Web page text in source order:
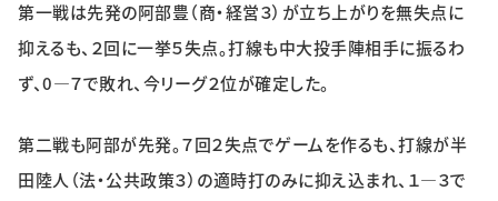
イベント
学生記者募集 お問い合わせ
第一戦は先発の阿部豊（商・経営３）が立ち上がりを無失点に
抑えるも、２回に一挙５失点。打線も中大投手陣相手に振るわ
ず、0―７で敗れ、今リーグ２位が確定した。
第二戦も阿部が先発。７回２失点でゲームを作るも、打線が半
田陸人（法・公共政策３）の適時打のみに抑え込まれ、１―３で